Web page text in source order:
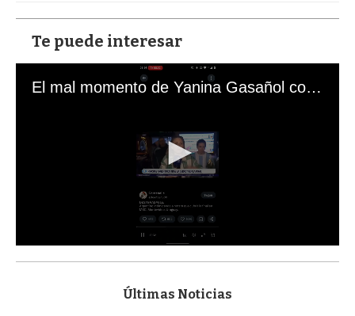
Te puede interesar
El mal momento de Yanina Gasañol con un hincha argentino en "Subrayado"
s
Últimas Noticias